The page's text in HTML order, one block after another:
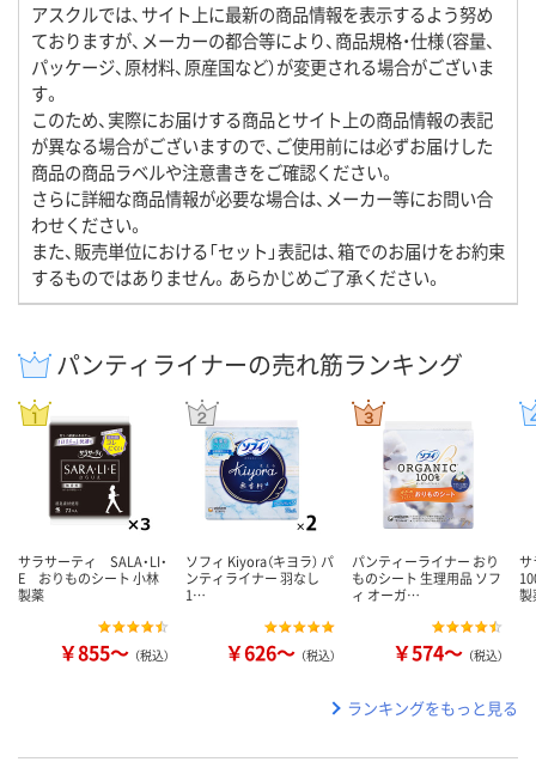
アスクルでは、サイト上に最新の商品情報を表示するよう努め
ておりますが、メーカーの都合等により、商品規格・仕様（容量、
パッケージ、原材料、原産国など）が変更される場合がございま
す。
このため、実際にお届けする商品とサイト上の商品情報の表記
が異なる場合がございますので、ご使用前には必ずお届けした
商品の商品ラベルや注意書きをご確認ください。
さらに詳細な商品情報が必要な場合は、メーカー等にお問い合
わせください。
また、販売単位における「セット」表記は、箱でのお届けをお約束
するものではありません。あらかじめご了承ください。
パンティライナーの売れ筋ランキング
サラサーティ SALA・LI・
E おりものシート 小林
製薬
￥855～ （税込）
ソフィ Kiyora（キヨラ） パ
ンティライナー 羽なし
1…
￥626～ （税込）
パンティーライナー おり
ものシート 生理用品 ソフ
ィ オーガ…
￥574～ （税込）
サ
製
ランキングをもっと見る